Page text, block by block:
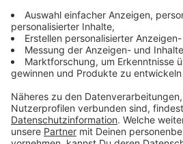
jetzt schon in einigen Städten
Temperatur zu senken. Dieser sei
widerstandsfähig und
weitere Möglichkeit: die
"Das funktioniert wie eine
kann man sowohl Blitzeis
wo der Winterdienst nur